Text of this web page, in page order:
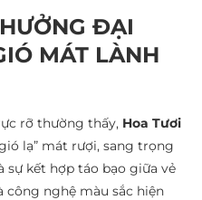
ĐẠI
MÁT LÀNH
rỡ thường thấy, Hoa Tươi
lạ” mát rượi, sang trọng
sự kết hợp táo bạo giữa vẻ
công nghệ màu sắc hiện